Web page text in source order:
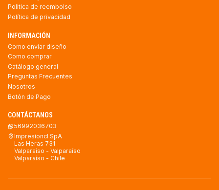
Politica de reembolso
Política de privacidad
INFORMACIÓN
Como enviar diseño
Como comprar
Catálogo general
Preguntas Frecuentes
Nosotros
Botón de Pago
CONTÁCTANOS
56992036703
Impresioncl SpA
Las Heras 731
Valparaíso - Valparaíso
Valparaíso - Chile